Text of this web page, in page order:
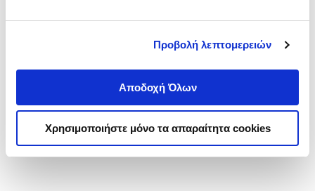
Προβολή λεπτομερειών
Αποδοχή Όλων
Χρησιμοποιήστε μόνο τα απαραίτητα cookies